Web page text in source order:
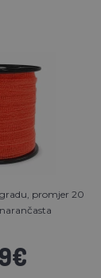
promjer 20